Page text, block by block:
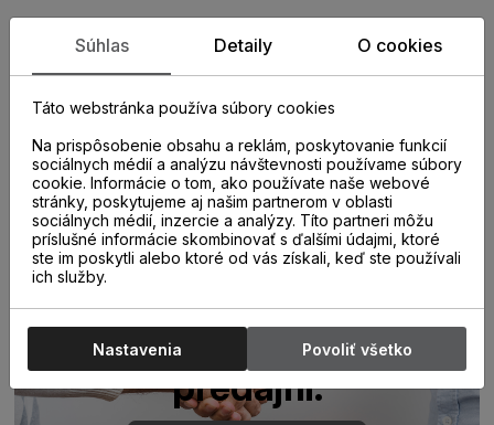
Zistite viac o vlastnostiach
Poraďte sa s
odborníkom u nás na
predajni.
Súhlas Detaily O cookies
Táto webstránka používa súbory cookies
Na prispôsobenie obsahu a reklám, poskytovanie funkcií
sociálnych médií a analýzu návštevnosti používame súbory
cookie. Informácie o tom, ako používate naše webové
stránky, poskytujeme aj našim partnerom v oblasti
sociálnych médií, inzercie a analýzy. Títo partneri môžu
príslušné informácie skombinovať s ďalšími údajmi, ktoré
ste im poskytli alebo ktoré od vás získali, keď ste používali
ich služby.
Nastavenia Povoliť všetko